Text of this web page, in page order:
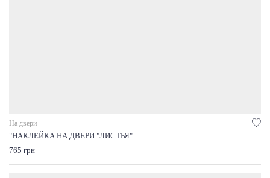
На двери
"НАКЛЕЙКА НА ДВЕРИ "ЛИСТЬЯ"
765 грн